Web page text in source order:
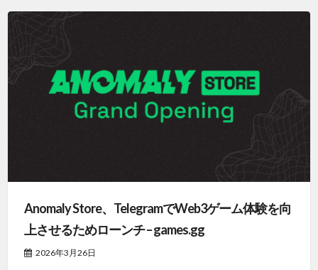
Anomaly Store、TelegramでWeb3ゲーム体験を向
上させるためローンチ – games.gg
2026年3月26日